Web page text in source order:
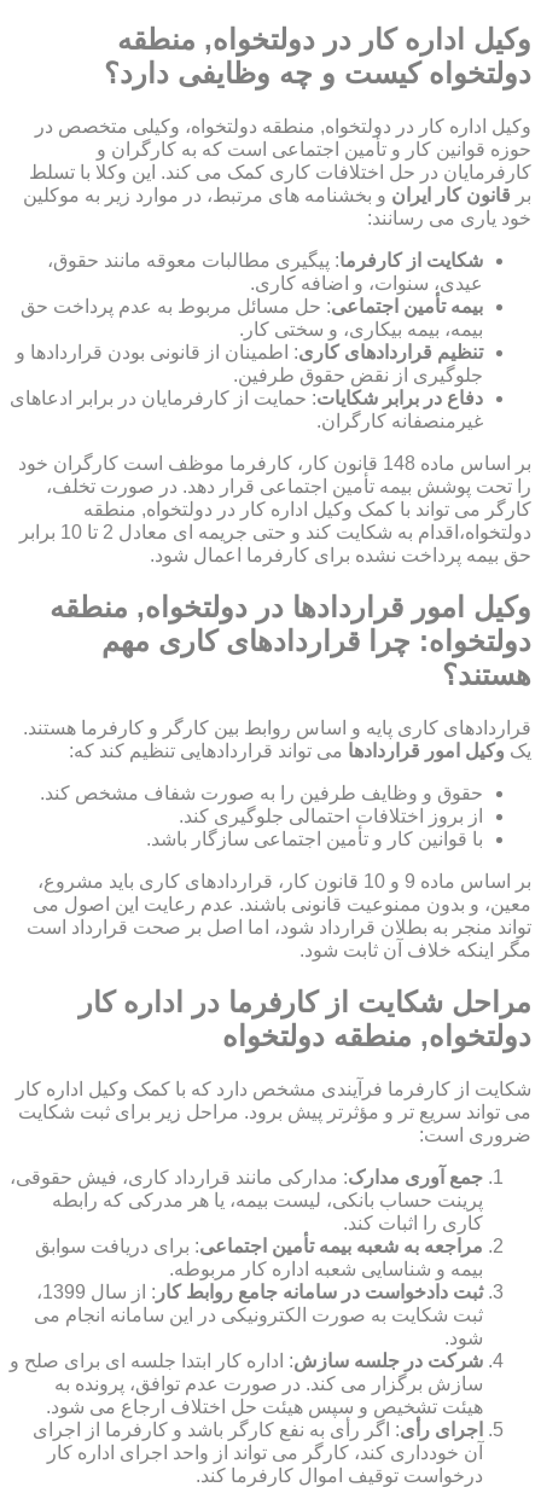
وکیل اداره کار در دولتخواه, منطقه
دولتخواه کیست و چه وظایفی دارد؟
وکیل اداره کار در دولتخواه, منطقه دولتخواه، وکیلی متخصص در
حوزه قوانین کار و تأمین اجتماعی است که به کارگران و
کارفرمایان در حل اختلافات کاری کمک می کند. این وکلا با تسلط
بر قانون کار ایران و بخشنامه های مرتبط، در موارد زیر به موکلین
خود یاری می رسانند:
شکایت از کارفرما: پیگیری مطالبات معوقه مانند حقوق،
عیدی، سنوات، و اضافه کاری.
بیمه تأمین اجتماعی: حل مسائل مربوط به عدم پرداخت حق
بیمه، بیمه بیکاری، و سختی کار.
تنظیم قراردادهای کاری: اطمینان از قانونی بودن قراردادها و
جلوگیری از نقض حقوق طرفین.
دفاع در برابر شکایات: حمایت از کارفرمایان در برابر ادعاهای
غیرمنصفانه کارگران.
بر اساس ماده 148 قانون کار، کارفرما موظف است کارگران خود
را تحت پوشش بیمه تأمین اجتماعی قرار دهد. در صورت تخلف،
کارگر می تواند با کمک وکیل اداره کار در دولتخواه, منطقه
دولتخواه،اقدام به شکایت کند و حتی جریمه ای معادل 2 تا 10 برابر
حق بیمه پرداخت نشده برای کارفرما اعمال شود.
وکیل امور قراردادها در دولتخواه, منطقه
دولتخواه: چرا قراردادهای کاری مهم
هستند؟
قراردادهای کاری پایه و اساس روابط بین کارگر و کارفرما هستند.
یک وکیل امور قراردادها می تواند قراردادهایی تنظیم کند که:
حقوق و وظایف طرفین را به صورت شفاف مشخص کند.
از بروز اختلافات احتمالی جلوگیری کند.
با قوانین کار و تأمین اجتماعی سازگار باشد.
بر اساس ماده 9 و 10 قانون کار، قراردادهای کاری باید مشروع،
معین، و بدون ممنوعیت قانونی باشند. عدم رعایت این اصول می
تواند منجر به بطلان قرارداد شود، اما اصل بر صحت قرارداد است
مگر اینکه خلاف آن ثابت شود.
مراحل شکایت از کارفرما در اداره کار
دولتخواه, منطقه دولتخواه
شکایت از کارفرما فرآیندی مشخص دارد که با کمک وکیل اداره کار
می تواند سریع تر و مؤثرتر پیش برود. مراحل زیر برای ثبت شکایت
ضروری است:
جمع آوری مدارک: مدارکی مانند قرارداد کاری، فیش حقوقی،
پرینت حساب بانکی، لیست بیمه، یا هر مدرکی که رابطه
کاری را اثبات کند.
مراجعه به شعبه بیمه تأمین اجتماعی: برای دریافت سوابق
بیمه و شناسایی شعبه اداره کار مربوطه.
ثبت دادخواست در سامانه جامع روابط کار
: از سال 1399،
ثبت شکایت به صورت الکترونیکی در این سامانه انجام می
شود.
شرکت در جلسه سازش: اداره کار ابتدا جلسه ای برای صلح و
سازش برگزار می کند. در صورت عدم توافق، پرونده به
هیئت تشخیص و سپس هیئت حل اختلاف ارجاع می شود.
اجرای رأی: اگر رأی به نفع کارگر باشد و کارفرما از اجرای
آن خودداری کند، کارگر می تواند از واحد اجرای اداره کار
درخواست توقیف اموال کارفرما کند.